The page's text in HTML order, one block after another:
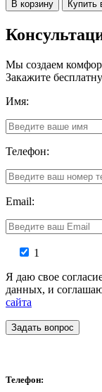
В корзину Купить
Мы создаем
Закажите
Имя:
Телефон:
Email:
1
Я даю свое
данных, и
сайта
Задать вопрос
Телефон: